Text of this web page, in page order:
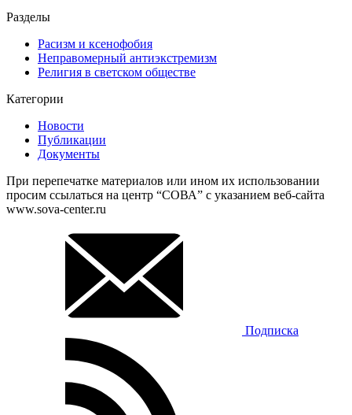
Разделы
Расизм и ксенофобия
Неправомерный антиэкстремизм
Религия в светском обществе
Категории
Новости
Публикации
Документы
При перепечатке материалов или ином их использовании
просим ссылаться на центр “СОВА” с указанием веб-сайта
www.sova-center.ru
Подписка